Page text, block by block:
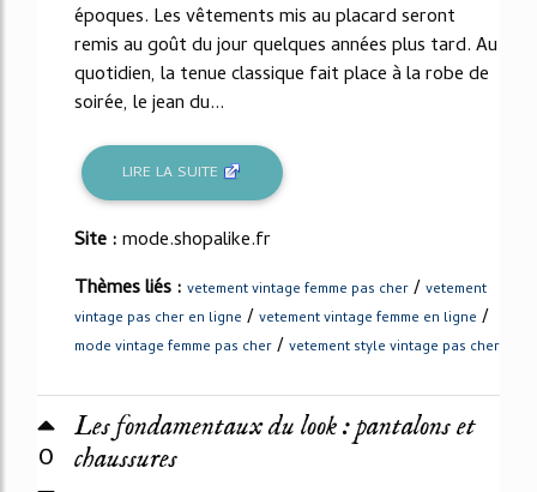
époques. Les vêtements mis au placard seront
remis au goût du jour quelques années plus tard. Au
quotidien, la tenue classique fait place à la robe de
soirée, le jean du...
LIRE LA SUITE
Site :mode.shopalike.fr
Thèmes liés : vetement vintage femme pas cher / vetement
vintage pas cher en ligne / vetement vintage femme en ligne /
mode vintage femme pas cher / vetement style vintage pas cher
0
Les fondamentaux du look : pantalons et
chaussures